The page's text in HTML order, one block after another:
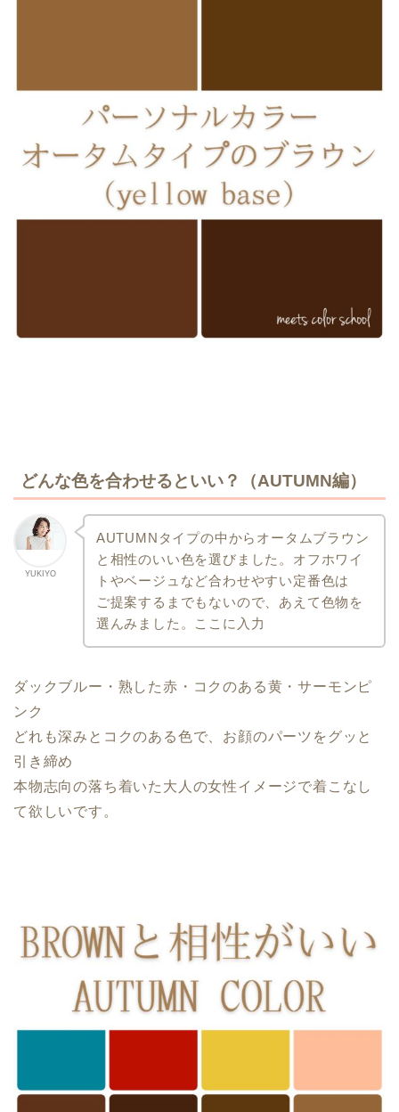
どんな色を合わせるといい？（AUTUMN編）
YUKIYO
AUTUMNタイプの中からオータムブラウン
と相性のいい色を選びました。 オフホワイ
トやベージュなど合わせやすい定番色は
ご提案するまでもないので、あえて色物を
選んみました。 ここに入力
ダックブルー・熟した赤・ コクのある黄・サーモンピ
ンク
どれも深みとコクのある色で、お顔のパーツをグッと
引き締め
本物志向の落ち着いた大人の女性イメージで着こなし
て欲しいです。